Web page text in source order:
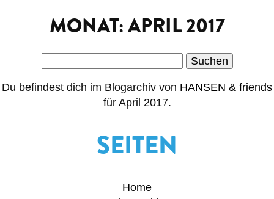
MONAT:APRIL 2017
Du befindest dich im Blogarchiv von HANSEN & friends
für April 2017.
SEITEN
Home